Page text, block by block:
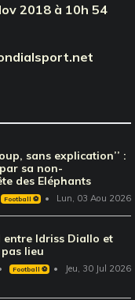
2018 à 10h 54
sans explication’’ :
sa non-
des Eléphants
Football ⚽️ Lun, 03 Aou 2026
entre Idriss Diallo et
lieu
Football ⚽️ Jeu, 30 Jul 2026